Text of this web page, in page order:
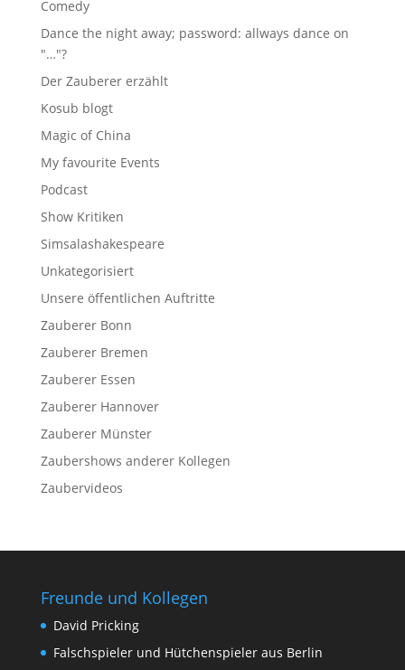
Comedy
Dance the night away; password: allways dance on
"…"?
Der Zauberer erzählt
Kosub blogt
Magic of China
My favourite Events
Podcast
Show Kritiken
Simsalashakespeare
Unkategorisiert
Unsere öffentlichen Auftritte
Zauberer Bonn
Zauberer Bremen
Zauberer Essen
Zauberer Hannover
Zauberer Münster
Zaubershows anderer Kollegen
Zaubervideos
Freunde und Kollegen
David Pricking
Falschspieler und Hütchenspieler aus Berlin